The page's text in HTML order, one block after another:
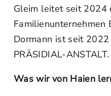
Gleim leitet seit 2024
Familienunternehmen
Dormann ist seit
PRÄSIDIAL-ANSTALT.
Was wir von Haien